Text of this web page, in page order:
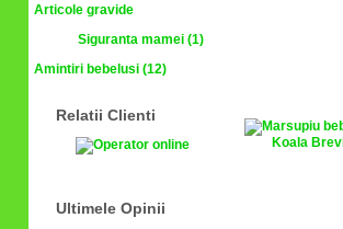
Articole gravide
Siguranta mamei (1)
Amintiri bebelusi (12)
Relatii Clienti
Ultimele Opinii